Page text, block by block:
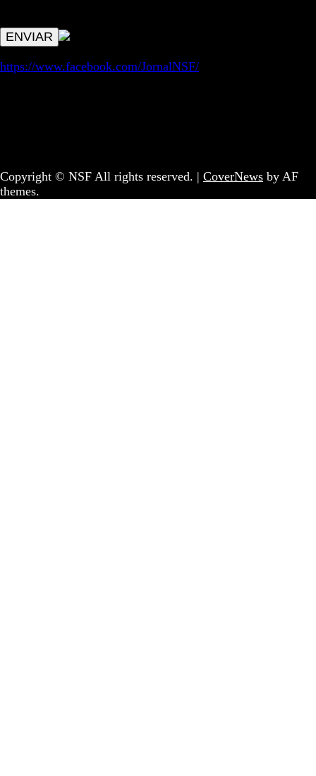
https://www.facebook.com/JornalNSF/
Copyright © NSF All rights reserved. | CoverNews by AF
themes.